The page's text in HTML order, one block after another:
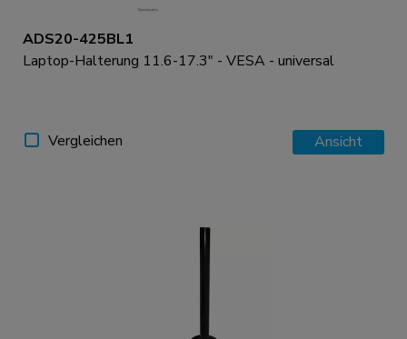
ADS20-425BL1
Laptop-Halterung 11.6-17.3" - VESA - universal
Vergleichen Ansicht